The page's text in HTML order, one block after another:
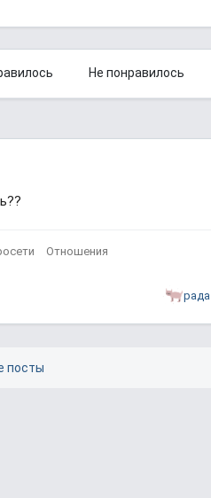
Не понравилось
Отношения
рада
посты